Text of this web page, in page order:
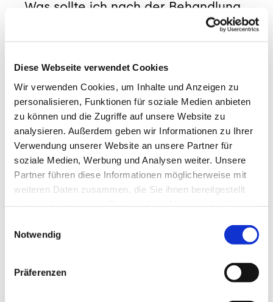
Diese Webseite verwendet Cookies
Wir verwenden Cookies, um Inhalte und Anzeigen zu
personalisieren, Funktionen für soziale Medien anbieten
zu können und die Zugriffe auf unsere Website zu
analysieren. Außerdem geben wir Informationen zu Ihrer
Verwendung unserer Website an unsere Partner für
soziale Medien, Werbung und Analysen weiter. Unsere
Partner führen diese Informationen möglicherweise mit
weiteren Daten zusammen, die Sie ihnen bereitgestellt
Notwendig
Präferenzen
Was sollte ich nach der Behandlung
Heimübungen konsequent ausführst, die dir
dein Therapeut gezeigt hat. Nach der
Behandlung ist es wichtig, ausreichend
Wasser zu trinken, um den Stoffwechsel zu
unterstützen. Vermeide zudem während der
ersten 24 Stunden intensiven Kraftsport für
die Schulterpartie, damit das Gewebe
ausreichend Zeit zur Regeneration hat.
Reaktionen des Körpers:Ein leichtes
„Muskelkater-Gefühl“ oder eine kurzzeitige
Erstverschlimmerung sind völlig normal und
Zeichen dafür, dass dein Körper auf die Reize
Häufigkeit: